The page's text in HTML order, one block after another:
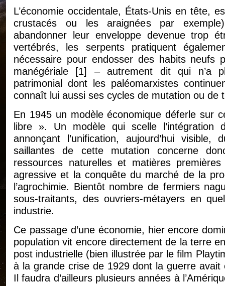
L’économie occidentale, États-Unis en tête,
crustacés ou les araignées par
abandonner leur enveloppe devenue trop
vertébrés, les serpents pratiquent
nécessaire pour endosser des habits neufs
manégériale [1]
– autrement dit qui n’a
patrimonial dont les paléomarxistes
connaît lui aussi ses cycles de mutation ou de
En 1945 un modèle économique déferle sur
libre ». Un modèle qui scelle l’intégration
annonçant l’unification, aujourd’hui
saillantes de cette mutation concerne
ressources naturelles et matières
agressive et la conquête du marché de la
l’agrochimie. Bientôt nombre de fermiers
sous-traitants, des ouvriers-métayers en
industrie.
Ce passage d’une économie, hier encore
population vit encore directement de la terre
post industrielle (bien illustrée par le film
à la grande crise de 1929 dont la guerre
Il faudra d’ailleurs plusieurs années à